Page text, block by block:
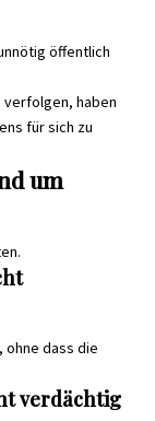
öffentlich
haben
für sich zu
um
ohne dass die
verdächtig